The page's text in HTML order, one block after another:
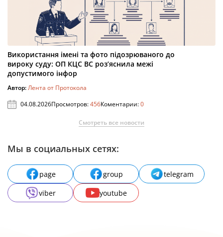
Використання імені та фото підозрюваного до
вироку суду: ОП КЦС ВС роз’яснила межі
допустимого інфор
Автор:Лента от Протокола
04.08.2026Просмотров:456Коментарии:0
Смотреть все новости
Мы в социальных сетях:
page group
telegram
viber
youtube